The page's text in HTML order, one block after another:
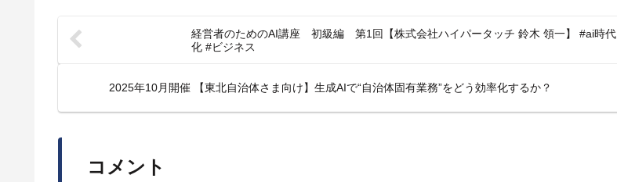
経営者のためのAI講座 初級編 第1回【株式会社ハイパータッチ 鈴木 領一】 #ai時代 #仕事効率
化 #ビジネス
2025年10月開催 【東北自治体さま向け】生成AIで“自治体固有業務”をどう効率化するか？
コメント